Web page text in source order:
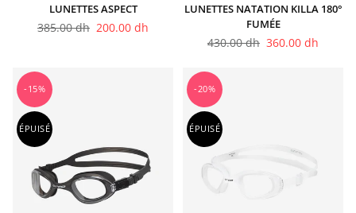
LUNETTES ASPECT
Prix
385.00 dh 200.00 dh
LUNETTES NATATION KILLA 180°
FUMÉE
Prix
430.00 dh 360.00 dh
-15%
ÉPUISÉ
-20%
ÉPUISÉ